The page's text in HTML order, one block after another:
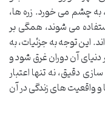
چشم می خورد. زره ها،
می شوند، همگی بر
این توجه به جزئیات، به
دنیای آن دوران غرق شود و
دقیق، نه تنها اعتبار
و واقعیت های زندگی در آن